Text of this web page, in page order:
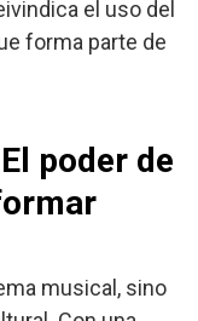
el uso del
forma parte de
poder de
musical, sino